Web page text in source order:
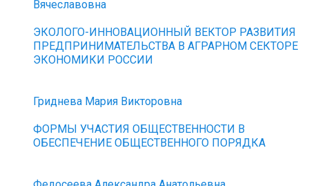
Вячеславовна
ЭКОЛОГО-ИННОВАЦИОННЫЙ ВЕКТОР РАЗВИТИЯ
ПРЕДПРИНИМАТЕЛЬСТВА В АГРАРНОМ СЕКТОРЕ
ЭКОНОМИКИ РОССИИ
Гриднева Мария Викторовна
ФОРМЫ УЧАСТИЯ ОБЩЕСТВЕННОСТИ В
ОБЕСПЕЧЕНИЕ ОБЩЕСТВЕННОГО ПОРЯДКА